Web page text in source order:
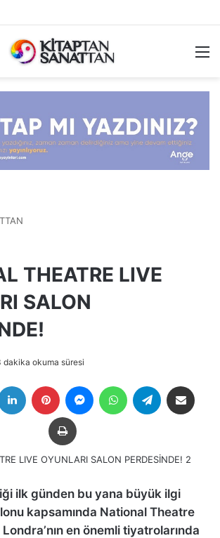
THEATRE LIVE
SALON
dakika okuma süresi
LinkedIn Pinterest MessengerWhatsAppTelegram
Yazdır
ilk günden bu yana büyük ilgi
kapsamında National Theatre
en önemli tiyatrolarında